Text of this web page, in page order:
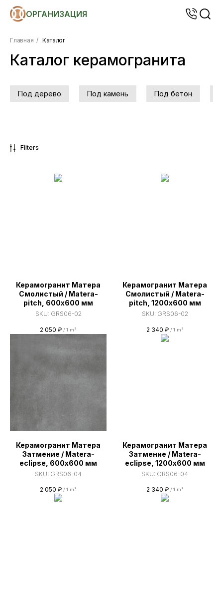
ОРГАНИЗАЦИЯ
Главная / Каталог
Каталог керамогранита
Под дерево Под камень Под бетон
Filters
Керамогранит Матера
Смолистый / Matera-
pitch, 600х600 мм
SKU: GRS06-02
2 050 ₽ / 1 m²
Керамогранит Матера
Смолистый / Matera-
pitch, 1200х600 мм
SKU: GRS06-02
2 340 ₽ / 1 m²
Керамогранит Матера
Затмение / Matera-
eclipse, 600х600 мм
SKU: GRS06-04
2 050 ₽ / 1 m²
Керамогранит Матера
Затмение / Matera-
eclipse, 1200х600 мм
SKU: GRS06-04
2 340 ₽ / 1 m²